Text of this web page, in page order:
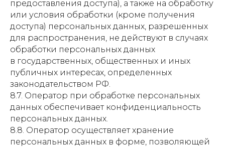
предоставления доступа), а также на обработку
или условия обработки (кроме получения
доступа) персональных данных, разрешенных
для распространения, не действуют в случаях
обработки персональных данных
в государственных, общественных и иных
публичных интересах, определенных
законодательством РФ.
8.7. Оператор при обработке персональных
данных обеспечивает конфиденциальность
персональных данных.
8.8. Оператор осуществляет хранение
персональных данных в форме, позволяющей